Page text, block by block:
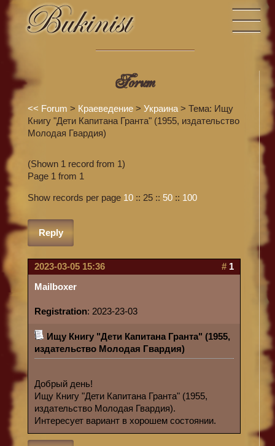
Forum
<< Forum > Краеведение > Украина > Тема: Ищу
Книгу "Дети Капитана Гранта" (1955, издательство
Молодая Гвардия)
(Shown 1 record from 1)
Page 1 from 1
Show records per page 10 :: 25 :: 50 :: 100
Reply
2023-03-05 15:36 # 1
Mailboxer
Registration: 2023-23-03
Ищу Книгу "Дети Капитана Гранта" (1955,
издательство Молодая Гвардия)
Добрый день!
Ищу Книгу "Дети Капитана Гранта" (1955,
издательство Молодая Гвардия).
Интересует вариант в хорошем состоянии.